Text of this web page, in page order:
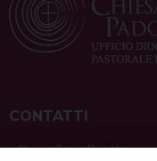
CONTATTI
ufficio: Casa Pio X